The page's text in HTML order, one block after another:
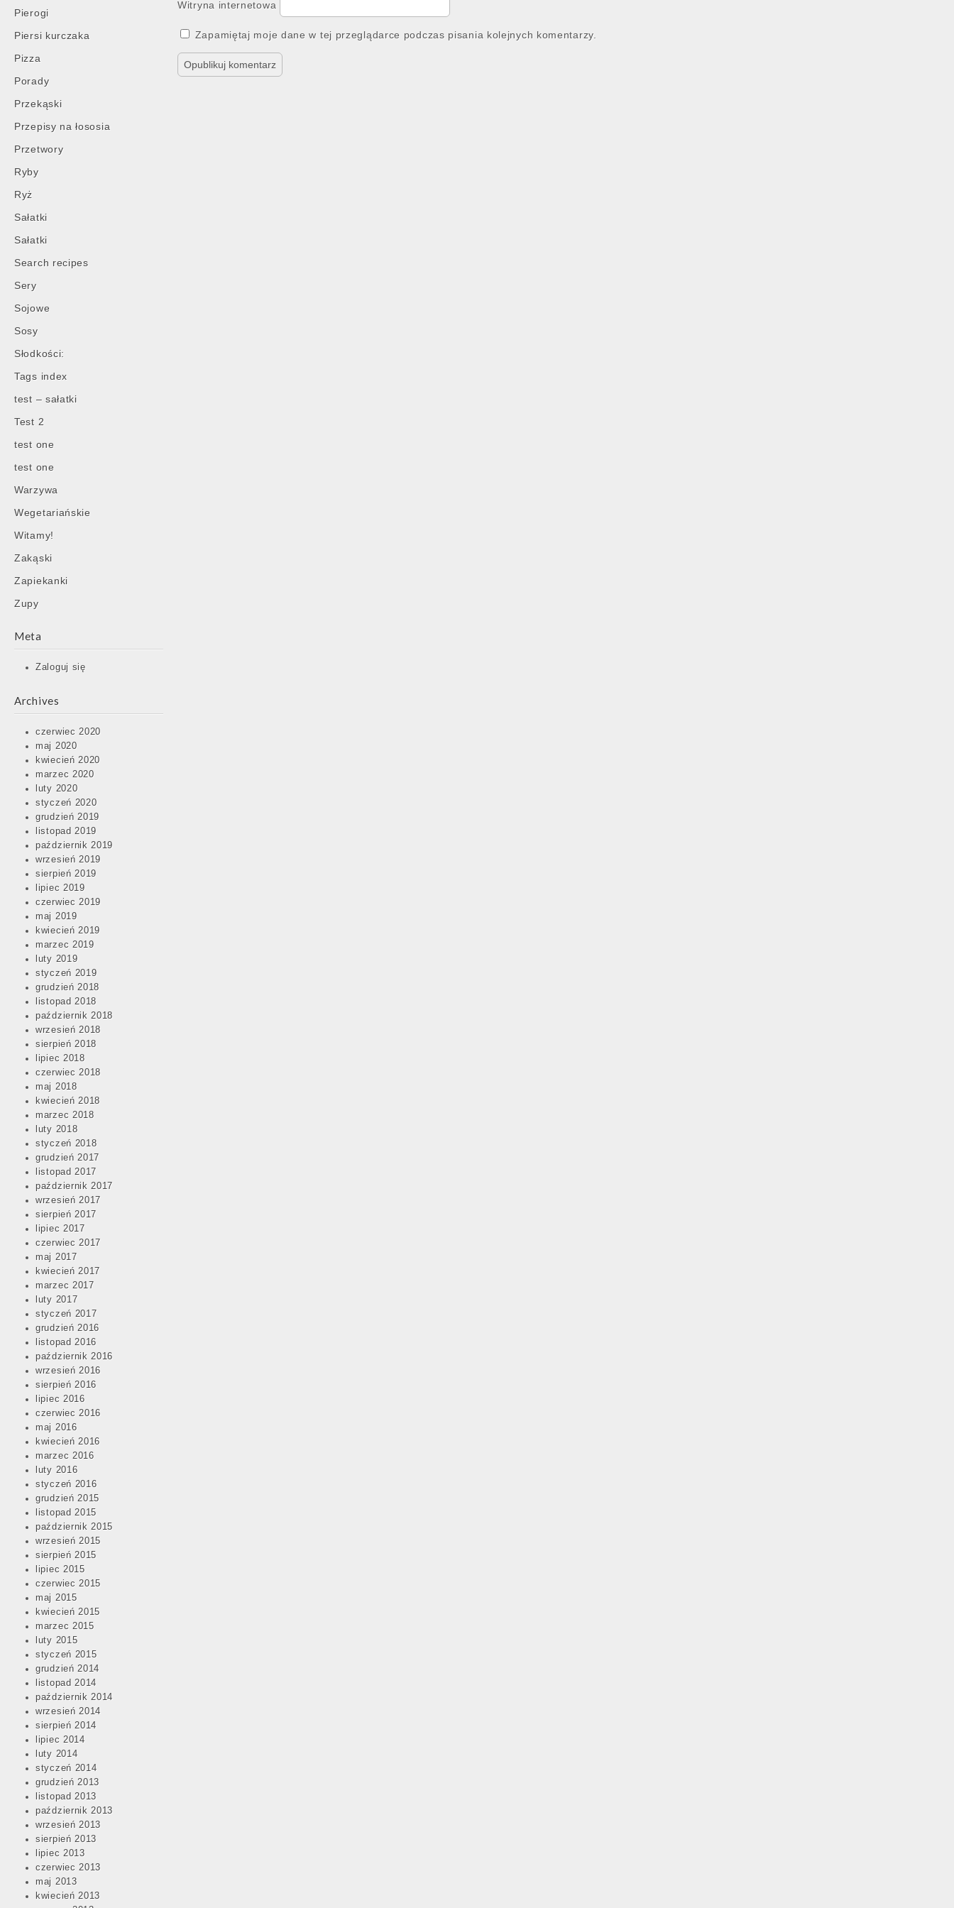
Pierogi
Piersi kurczaka
Pizza
Porady
Przekąski
Przepisy na łososia
Przetwory
Ryby
Ryż
Sałatki
Sałatki
Search recipes
Sery
Sojowe
Sosy
Słodkości:
Tags index
test – sałatki
Test 2
test one
test one
Warzywa
Wegetariańskie
Witamy!
Zakąski
Zapiekanki
Zupy
Meta
Zaloguj się
Archives
czerwiec 2020
maj 2020
kwiecień 2020
marzec 2020
luty 2020
styczeń 2020
grudzień 2019
listopad 2019
październik 2019
wrzesień 2019
sierpień 2019
lipiec 2019
czerwiec 2019
maj 2019
kwiecień 2019
marzec 2019
luty 2019
styczeń 2019
grudzień 2018
listopad 2018
październik 2018
wrzesień 2018
sierpień 2018
lipiec 2018
czerwiec 2018
maj 2018
kwiecień 2018
marzec 2018
luty 2018
styczeń 2018
grudzień 2017
listopad 2017
październik 2017
wrzesień 2017
sierpień 2017
lipiec 2017
czerwiec 2017
maj 2017
kwiecień 2017
marzec 2017
luty 2017
styczeń 2017
grudzień 2016
listopad 2016
październik 2016
wrzesień 2016
sierpień 2016
lipiec 2016
czerwiec 2016
maj 2016
kwiecień 2016
marzec 2016
luty 2016
styczeń 2016
grudzień 2015
listopad 2015
październik 2015
wrzesień 2015
sierpień 2015
lipiec 2015
czerwiec 2015
maj 2015
kwiecień 2015
marzec 2015
luty 2015
styczeń 2015
grudzień 2014
listopad 2014
październik 2014
wrzesień 2014
sierpień 2014
lipiec 2014
luty 2014
styczeń 2014
grudzień 2013
listopad 2013
październik 2013
wrzesień 2013
sierpień 2013
lipiec 2013
czerwiec 2013
maj 2013
kwiecień 2013
Witryna internetowa
Zapamiętaj moje dane w tej przeglądarce podczas pisania kolejnych komentarzy.